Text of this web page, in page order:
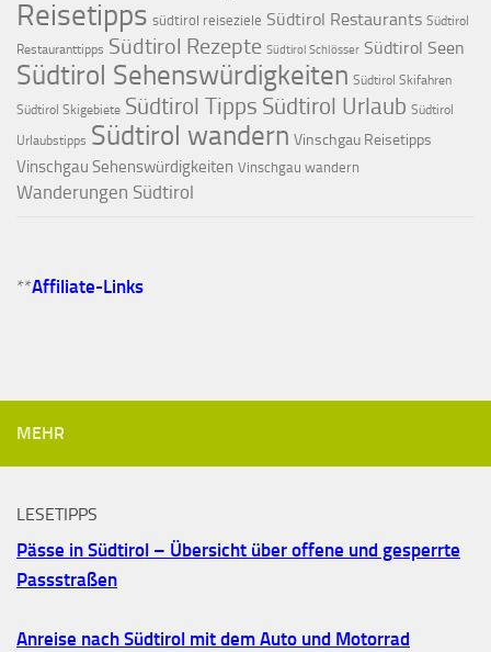
Reisetipps südtirol reiseziele Südtirol Restaurants Südtirol
Restauranttipps Südtirol Rezepte Südtirol Schlösser Südtirol Seen
Südtirol Sehenswürdigkeiten Südtirol Skifahren
Südtirol Skigebiete Südtirol Tipps Südtirol Urlaub Südtirol
Urlaubstipps Südtirol wandern Vinschgau Reisetipps
Vinschgau Sehenswürdigkeiten Vinschgau wandern
Wanderungen Südtirol
**Affiliate-Links
MEHR
LESETIPPS
Pässe in Südtirol – Übersicht über offene und gesperrte
Passstraßen
Anreise nach Südtirol mit dem Auto und Motorrad